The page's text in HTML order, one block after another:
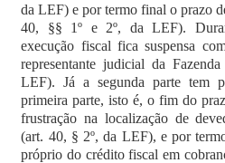
da LEF) e por termo final o prazo
40, §§ 1º e 2º, da LEF).
execução fiscal fica suspensa
representante judicial da
LEF). Já a segunda parte tem
primeira parte, isto é, o fim do
frustração na localização de
(art. 40, § 2º, da LEF), e por
próprio do crédito fiscal em